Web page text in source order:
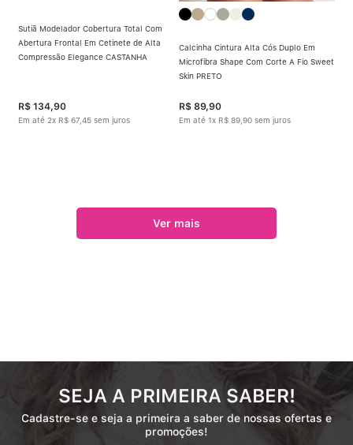
Sutiã Modelador Cobertura Total Com
Abertura Frontal Em Cetinete de Alta
Compressão Elegance CASTANHA
R$ 134,90
Em até 2x R$ 67 45 sem juros
Calcinha Cintura Alta Cós Duplo Em
Microfibra Shape Com Corte A Fio Sweet
Skin PRETO
R$ 89,90
Em até 1x R$ 89 90 sem juros
SEJA A PRIMEIRA SABER!
Cadastre-se e seja a primeira a saber de nossas ofertas e
promoções!